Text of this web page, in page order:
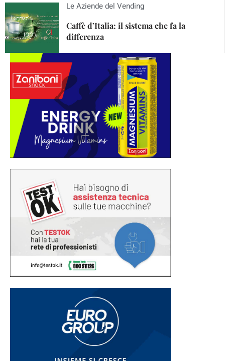
Le Aziende del Vending
Caffè d’Italia: il sistema che fa la
differenza